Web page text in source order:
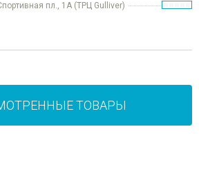
пл., 1А (ТРЦ Gulliver)
ТОВАРЫ